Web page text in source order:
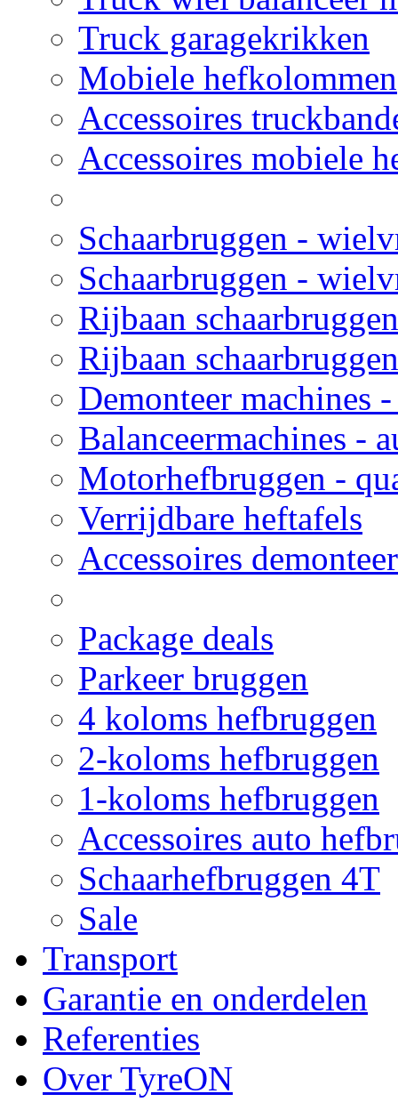
Truck garagekrikken
Mobiele hefkolommen
Accessoires
Accessoires mobiele
Schaarbruggen -
Schaarbruggen -
Rijbaan
Rijbaan
Demonteer machines
Balanceermachines -
Motorhefbruggen -
Verrijdbare heftafels
Accessoires
Package deals
Parkeer bruggen
4 koloms hefbruggen
2-koloms hefbruggen
1-koloms hefbruggen
Accessoires auto
Schaarhefbruggen 4T
Sale
Transport
Garantie en onderdelen
Referenties
Over TyreON